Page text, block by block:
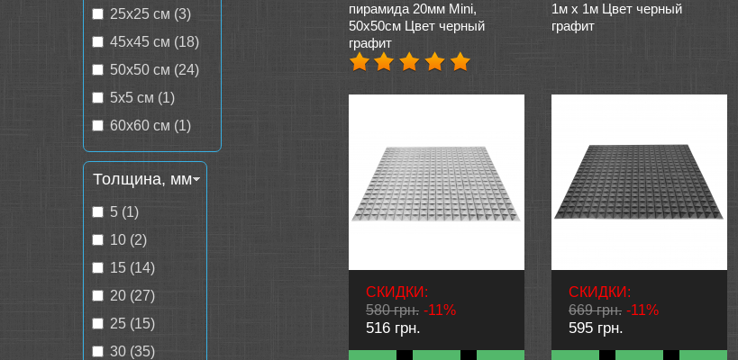
25х25 см (3)
45х45 см (18)
50х50 см (24)
5х5 см (1)
60х60 см (1)
Толщина, мм
5 (1)
10 (2)
15 (14)
20 (27)
25 (15)
30 (35)
пирамида 20мм Mini,
50х50см Цвет черный
графит
1м х 1м Цвет черный
графит
СКИДКИ:
580 грн. -11%
516 грн.
СКИДКИ:
669 грн. -11%
595 грн.